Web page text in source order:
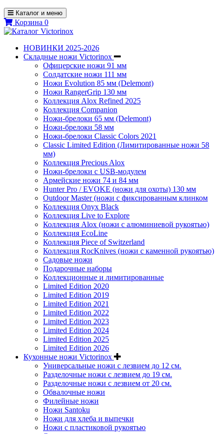
Каталог и меню
Корзина 0
НОВИНКИ 2025-2026
Складные ножи Victorinox
Офицерские ножи 91 мм
Солдатские ножи 111 мм
Ножи Evolution 85 мм (Delemont)
Ножи RangerGrip 130 мм
Коллекция Alox Refined 2025
Коллекция Companion
Ножи-брелоки 65 мм (Delemont)
Ножи-брелоки 58 мм
Ножи-брелоки Classic Colors 2021
Classic Limited Edition (Лимитированные ножи 58
мм)
Коллекция Precious Alox
Ножи-брелоки с USB-модулем
Армейские ножи 74 и 84 мм
Hunter Pro / EVOKE (ножи для охоты) 130 мм
Outdoor Master (ножи с фиксированным клинком
Коллекция Onyx Black
Коллекция Live to Explore
Коллекция Alox (ножи с алюминиевой рукоятью)
Коллекция EcoLine
Коллекция Piece of Switzerland
Коллекция RocKnives (ножи с каменной рукоятью)
Садовые ножи
Подарочные наборы
Коллекционные и лимитированные
Limited Edition 2020
Limited Edition 2019
Limited Edition 2021
Limited Edition 2022
Limited Edition 2023
Limited Edition 2024
Limited Edition 2025
Limited Edition 2026
Кухонные ножи Victorinox
Универсальные ножи с лезвием до 12 см.
Разделочные ножи с лезвием до 19 см.
Разделочные ножи с лезвием от 20 см.
Обвалочные ножи
Филейные ножи
Ножи Santoku
Ножи для хлеба и выпечки
Ножи с пластиковой рукоятью